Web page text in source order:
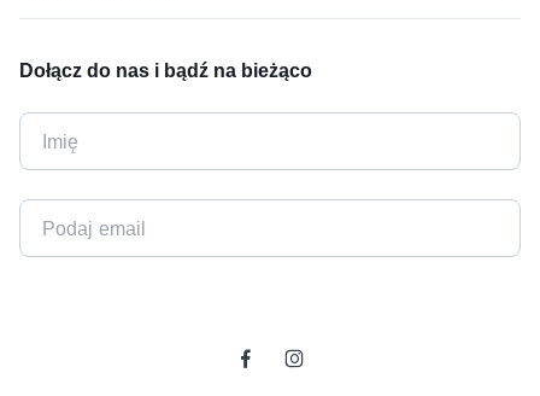
Dołącz do nas i bądź na bieżąco